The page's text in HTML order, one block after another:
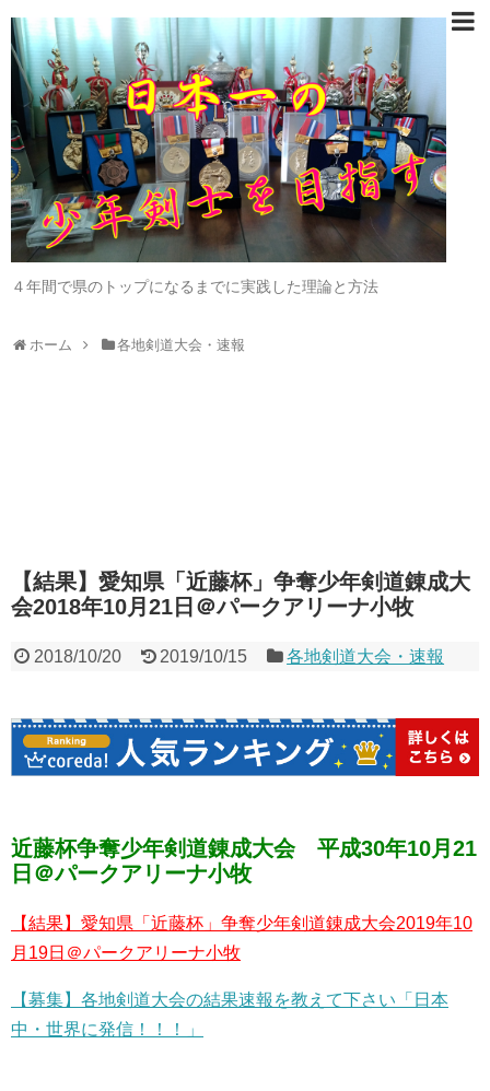
４年間で県のトップになるまでに実践した理論と方法
ホーム 各地剣道大会・速報
【結果】愛知県「近藤杯」争奪少年剣道錬成大
会2018年10月21日＠パークアリーナ小牧
2018/10/20 2019/10/15 各地剣道大会・速報
近藤杯争奪少年剣道錬成大会 平成30年10月21
日＠パークアリーナ小牧
【結果】愛知県「近藤杯」争奪少年剣道錬成大会2019年10
月19日＠パークアリーナ小牧
【募集】各地剣道大会の結果速報を教えて下さい「日本
中・世界に発信！！！」